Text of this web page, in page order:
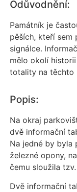
Odůvodnění:
Památník je
pěších, kteří
signálce.
mělo okolí
totality na těchto
Popis:
Na okraj
dvě informační
Na jedné by byla
železné opony,
čemu sloužila
Dvě informační